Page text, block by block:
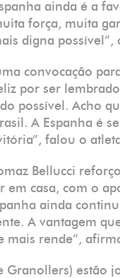
ainda é a
força, muita
digna possível”,
convocação
por ser
possível. Acho
A Espanha é
falou o
Bellucci
em casa, com o
ainda
A vantagem
mais rende”,
Granollers) estão